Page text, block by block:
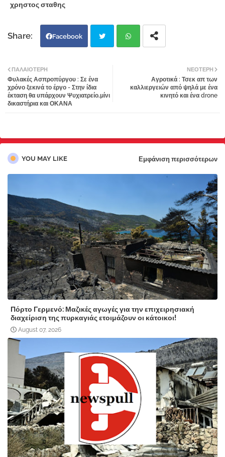
χρηστος σταθης
Facebook
tter
ΝΕΌΤΕΡΗ
Αγροτικά : Τσεκ απ των
καλλιεργειών από ψηλά με ένα
κινητό και ένα drone
ΠΑΛΑΙΌΤΕΡΗ
Φυλακές Ασπροπύργου : Σε ένα
χρόνο ξεκινά το έργο - Στην ίδια
έκταση θα υπάρχουν Ψυχιατρείο,μίνι
δικαστήρια και ΟΚΑΝΑ
YOU MAY LIKE Εμφάνιση περισσότερων
Πόρτο Γερμενό: Μαζικές αγωγές για την επιχειρησιακή
διαχείριση της πυρκαγιάς ετοιμάζουν οι κάτοικοι!
August 07, 2026